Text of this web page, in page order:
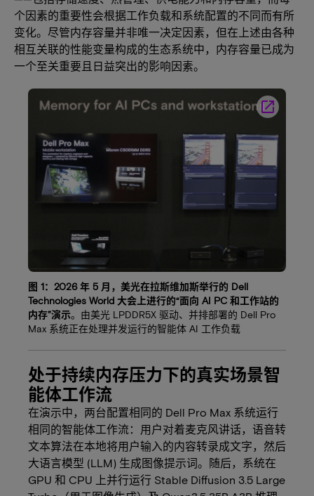
个因素的重要性会根据工作负载和系统配置的不同而有所
变化。尽管内存容量并非唯一决定因素，但在上述由各种
相互关联的性能变量构成的生态系统中，内存容量已成为
一个至关重要且日益突出的影响因素。
launch
图 1：2026 年 5 月，美光在拉斯维加斯举行的 Dell
Technologies World 大会上进行的“面向 AI PC 和工作站的
内存”演示。由美光 LPDDR5X 驱动、并排部署的 Dell Pro
Max 系统正在处理并发运行的智能体 AI 工作负载
处于持续内存压力下的真实场景智
能体工作流
在演示中，两台配置相同的 Dell Pro Max 系统运行
相同的智能体工作流：用户对着麦克风讲话，语音转
文本算法在本地将用户输入的内容转录成文字，然后
大语言模型 (LLM) 生成图像提示词。随后，系统在
GPU 和 CPU 上并行运行 Stable Diffusion 3.5 Large